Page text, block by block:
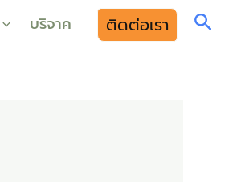
บริจาค ติดต่อเรา